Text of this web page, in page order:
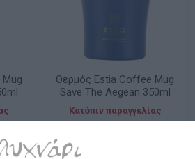
Θερμός Estia Coffee Mug
Save The Aegean 350ml
Denim Blue 01-12182
Κατόπιν παραγγελίας